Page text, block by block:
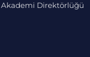
Akademi Direktörlüğü